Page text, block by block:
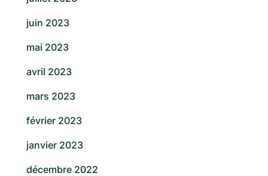
juin 2023
mai 2023
avril 2023
mars 2023
février 2023
janvier 2023
décembre 2022